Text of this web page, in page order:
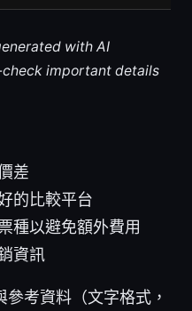
with AI
important details
差
的比較平台
種以避免額外費用
資訊
考資料（文字格式，